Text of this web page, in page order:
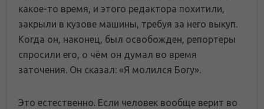
какое-то время, и этого редактора похитили,
закрыли в кузове машины, требуя за него выкуп.
Когда он, наконец, был освобожден, репортеры
спросили его, о чём он думал во время
заточения. Он сказал: «Я молился Богу».
Это естественно. Если человек вообще верит во